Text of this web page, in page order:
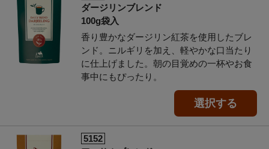
ダージリンブレンド
100g袋入
香り豊かなダージリン紅茶を使用したブレ
ンド。ニルギリを加え、軽やかな口当たり
に仕上げました。朝の目覚めの一杯やお食
事中にもぴったり。
選択する
5152